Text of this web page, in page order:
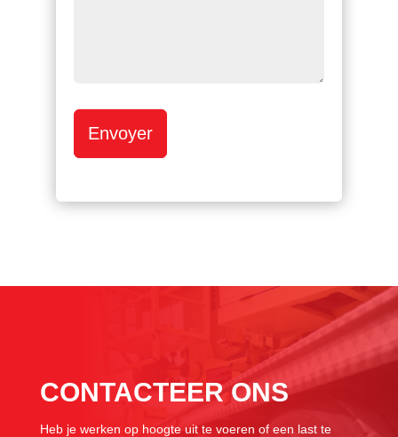
Envoyer
CONTACTEER ONS
Heb je werken op hoogte uit te voeren of een last te